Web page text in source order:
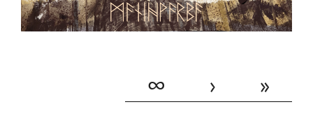
∞ › »